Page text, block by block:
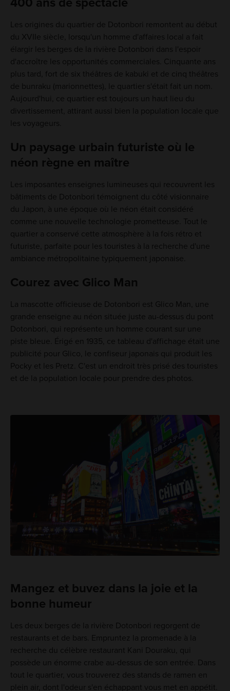
400 ans de spectacle
Les origines du quartier de Dotonbori remontent au début
du XVIIe siècle, lorsqu'un homme d'affaires local a fait
élargir les berges de la rivière Dotonbori dans l'espoir
d'accroître les opportunités commerciales. Cinquante ans
plus tard, fort de six théâtres de kabuki et de cinq théâtres
de bunraku (marionnettes), le quartier s'était fait un nom.
Aujourd'hui, ce quartier est toujours un haut lieu du
divertissement, attirant aussi bien la population locale que
les voyageurs.
Un paysage urbain futuriste où le
néon règne en maître
Les imposantes enseignes lumineuses qui recouvrent les
bâtiments de Dotonbori témoignent du côté visionnaire
du Japon, à une époque où le néon était considéré
comme une nouvelle technologie prometteuse. Tout le
quartier a conservé cette atmosphère à la fois rétro et
futuriste, parfaite pour les touristes à la recherche d'une
ambiance métropolitaine typiquement japonaise.
Courez avec Glico Man
La mascotte officieuse de Dotonbori est Glico Man, une
grande enseigne au néon située juste au-dessus du pont
Dotonbori, qui représente un homme courant sur une
piste bleue. Érigé en 1935, ce tableau d'affichage était une
publicité pour Glico, le confiseur japonais qui produit les
Pocky et les Pretz. C'est un endroit très prisé des touristes
et de la population locale pour prendre des photos.
Mangez et buvez dans la joie et la
bonne humeur
Les deux berges de la rivière Dotonbori regorgent de
restaurants et de bars. Empruntez la promenade à la
recherche du célèbre restaurant Kani Douraku, qui
possède un énorme crabe au-dessus de son entrée. Dans
tout le quartier, vous trouverez des stands de ramen en
plein air, dont l'odeur s'en échappant vous met en appétit.